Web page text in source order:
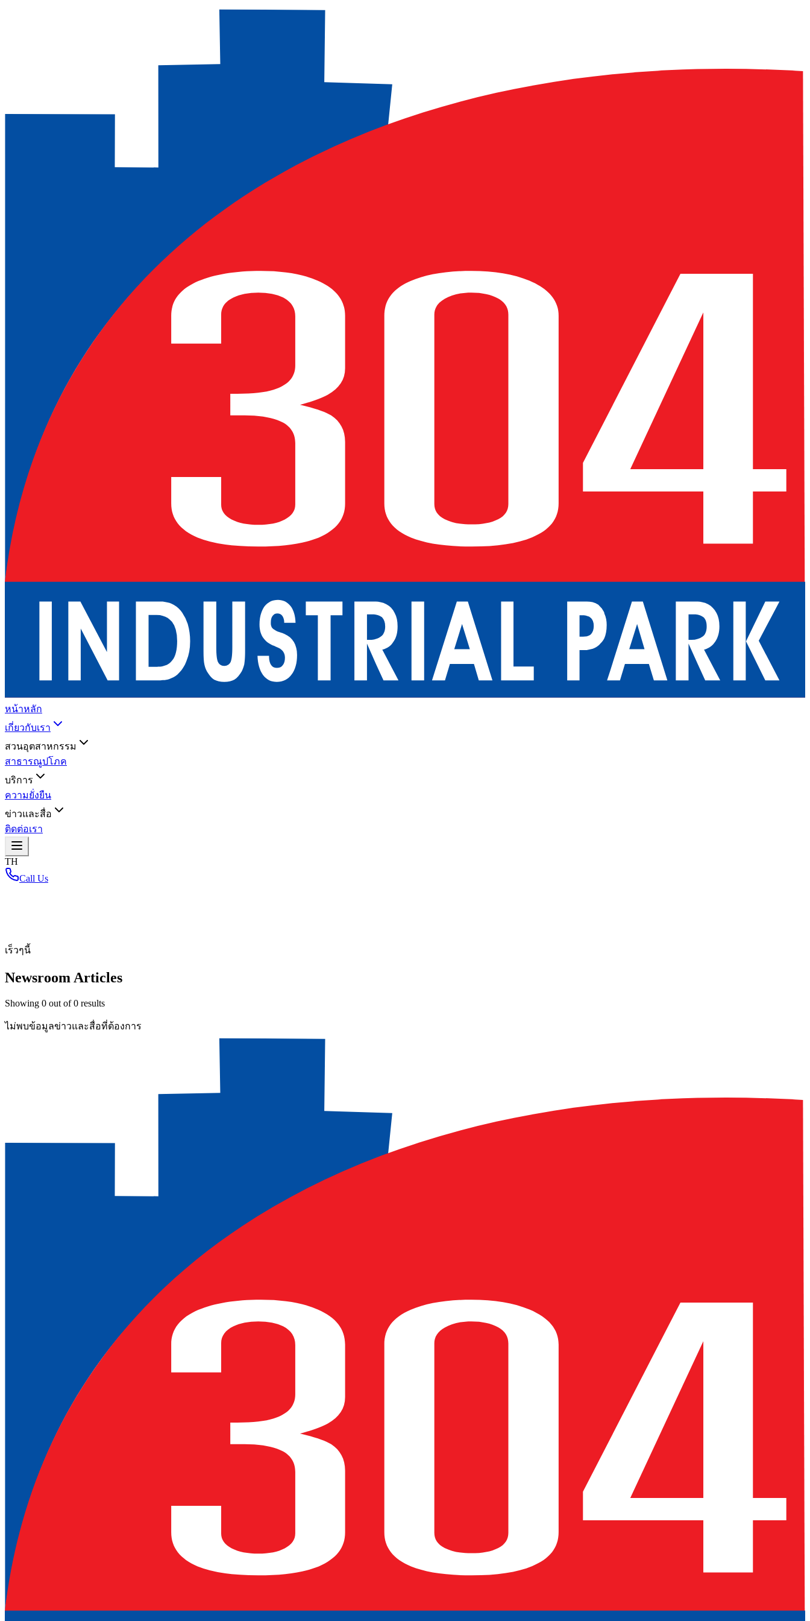
หน้าหลัก
เกี่ยวกับเรา
สวนอุตสาหกรรม
สาธารณูปโภค
บริการ
ความยั่งยืน
ข่าวและสื่อ
ติดต่อเรา
TH
Call Us
เร็วๆนี้
Newsroom Articles
Showing 0 out of0 results
ไม่พบข้อมูลข่าวและสื่อที่ต้องการ